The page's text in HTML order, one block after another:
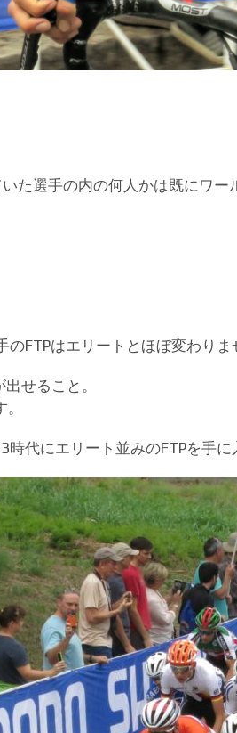
た選手の内の何人かは既にワー
FTPはエリートとほぼ変わりま
せること。
代にエリート並みのFTPを手